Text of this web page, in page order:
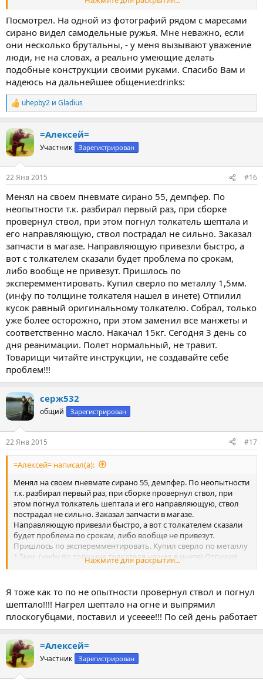
несколько брутальны, но это же не на продажу. Фото ружей -
случайное, что было под рукой
Посмотрел. На одной из фотографий рядом с маресами
сирано видел самодельные ружья. Мне неважно, если
они несколько брутальны, - у меня вызывают уважение
люди, не на словах, а реально умеющие делать
подобные конструкции своими руками. Спасибо Вам и
надеюсь на дальнейшее общение:drinks:
Р
е
к
ц
и
uhepby2 и Gladius
=Алексей=
Участник Зарегистрирован
22 Янв 2015 #16
Менял на своем пневмате сирано 55, демпфер. По
неопытности т.к. разбирал первый раз, при сборке
провернул ствол, при этом погнул толкатель шептала и
его направляющую, ствол пострадал не сильно. Заказал
запчасти в магазе. Направляющую привезли быстро, а
вот с толкателем сказали будет проблема по срокам,
либо вообще не привезут. Пришлось по
эксперемментировать. Купил сверло по металлу 1,5мм.
(инфу по толщине толкателя нашел в инете) Отпилил
кусок равный оригинальному толкателю. Собрал, только
уже более осторожно, при этом заменил все манжеты и
соответственно масло. Накачал 15кг. Сегодня 3 день со
дня реанимации. Полет нормальный, не травит.
Товарищи читайте инструкции, не создавайте себе
проблем!!!
серж532
общий Зарегистрирован
22 Янв 2015 #17
=Алексей= написал(а):
Менял на своем пневмате сирано 55, демпфер. По неопытности
т.к. разбирал первый раз, при сборке провернул ствол, при
этом погнул толкатель шептала и его направляющую, ствол
пострадал не сильно. Заказал запчасти в магазе.
Направляющую привезли быстро, а вот с толкателем сказали
будет проблема по срокам, либо вообще не привезут.
Пришлось по эксперемментировать. Купил сверло по металлу
1,5мм. (инфу по толщине толкателя нашел в инете) Отпилил
кусок равный оригинальному толкателю. Собрал, только уже
реанимации. Полет нормальный, не травит. Товарищи читайте
инструкции, не создавайте себе проблем!!!
Нажмите для раскрытия...
Я тоже как то по не опытности провернул ствол и погнул
шептало!!!! Нагрел шептало на огне и выпрямил
плоскогубцами, поставил и усееее!!! По сей день работает
=Алексей=
Участник Зарегистрирован